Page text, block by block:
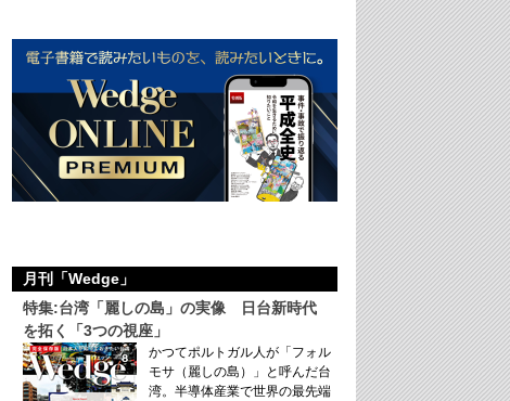
月刊「Wedge」
特集:台湾「麗しの島」の実像 日台新時代
を拓く「3つの視座」
かつてポルトガル人が「フォル
モサ（麗しの島）」と呼んだ台
湾。半導体産業で世界の最先端